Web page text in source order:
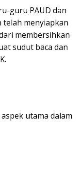
guru PAUD dan
telah menyiapkan
membersihkan
sudut baca dan
utama dalam